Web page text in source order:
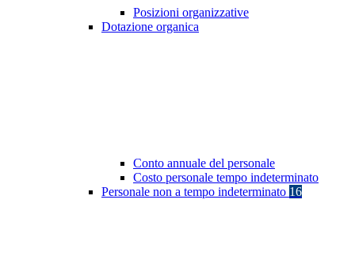
Posizioni organizzative
Dotazione organica
Conto annuale del personale
Costo personale tempo indeterminato
Personale non a tempo indeterminato 16